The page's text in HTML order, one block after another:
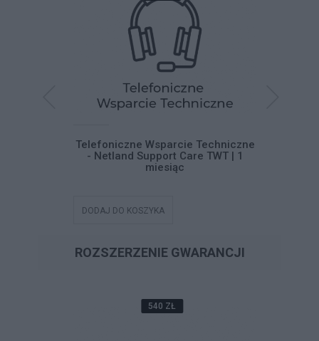
Telefoniczne Wsparcie Techniczne
- Netland Support Care TWT | 1
miesiąc
DODAJ DO KOSZYKA
ROZSZERZENIE GWARANCJI
540 ZŁ